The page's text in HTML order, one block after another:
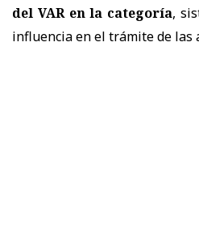
del VAR en la categoría,
influencia en el trámite de las